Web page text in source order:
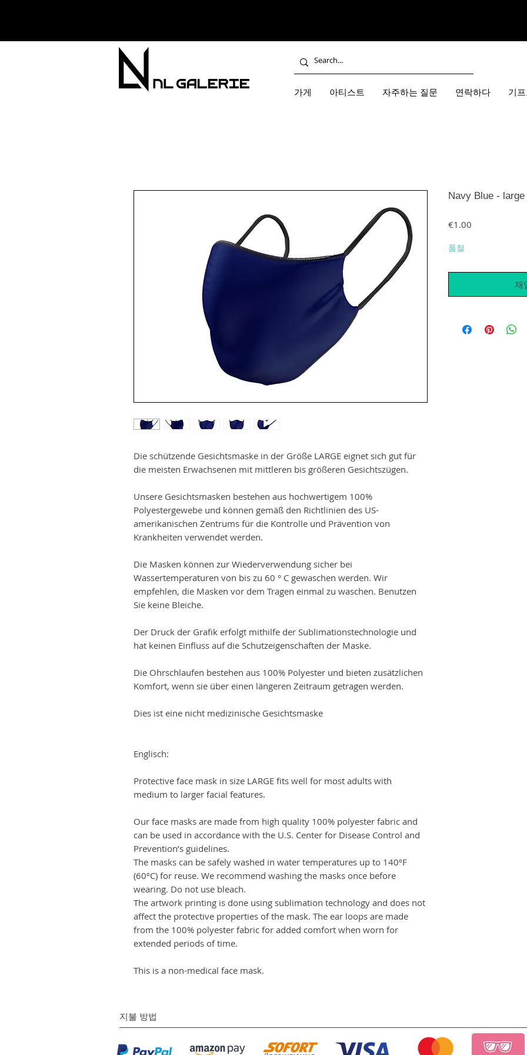
가게 아티스트 자주하는 질문 연락하다 기
Die schützende Gesichtsmaske in der Größe LARGE eignet sich gut für
die meisten Erwachsenen mit mittleren bis größeren Gesichtszügen.
Unsere Gesichtsmasken bestehen aus hochwertigem 100%
Polyestergewebe und können gemäß den Richtlinien des US-
amerikanischen Zentrums für die Kontrolle und Prävention von
Krankheiten verwendet werden.
Die Masken können zur Wiederverwendung sicher bei
Wassertemperaturen von bis zu 60 ° C gewaschen werden. Wir
empfehlen, die Masken vor dem Tragen einmal zu waschen. Benutzen
Sie keine Bleiche.
Der Druck der Grafik erfolgt mithilfe der Sublimationstechnologie und
hat keinen Einfluss auf die Schutzeigenschaften der Maske.
Die Ohrschlaufen bestehen aus 100% Polyester und bieten zusätzlichen
Komfort, wenn sie über einen längeren Zeitraum getragen werden.
Dies ist eine nicht medizinische Gesichtsmaske
Englisch:
Protective face mask in size LARGE fits well for most adults with
medium to larger facial features.
Our face masks are made from high quality 100% polyester fabric and
can be used in accordance with the U.S. Center for Disease Control and
Prevention’s guidelines.
The masks can be safely washed in water temperatures up to 140ºF
(60ºC) for reuse. We recommend washing the masks once before
wearing. Do not use bleach.
The artwork printing is done using sublimation technology and does not
affect the protective properties of the mask. The ear loops are made
from the 100% polyester fabric for added comfort when worn for
extended periods of time.
This is a non-medical face mask.
Navy Blue - large
€1.00
품절
재
지불 방법